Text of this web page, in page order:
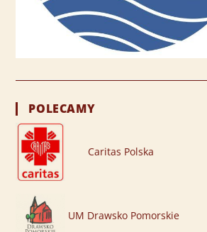
POLECAMY
Caritas Polska
UM Drawsko Pomorskie